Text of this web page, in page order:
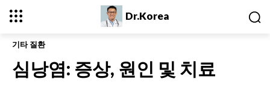
Dr.Korea
기타 질환
심낭염: 증상, 원인 및 치료